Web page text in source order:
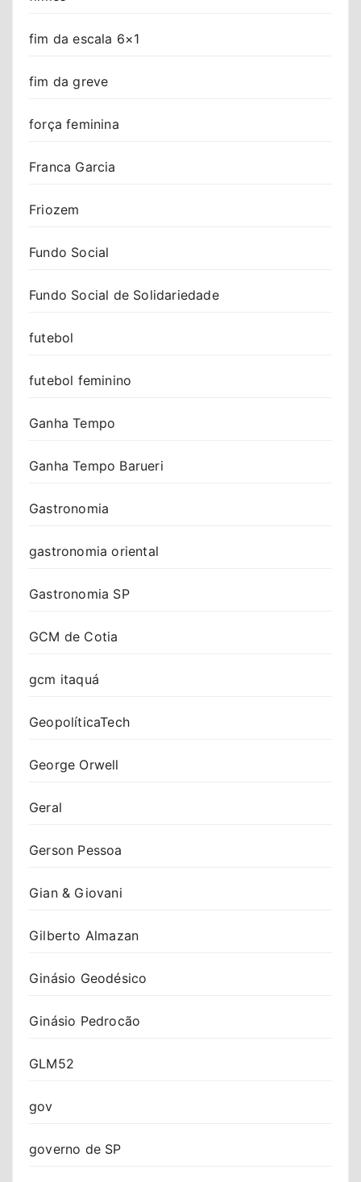
fim da escala 6×1
fim da greve
força feminina
Franca Garcia
Friozem
Fundo Social
Fundo Social de Solidariedade
futebol
futebol feminino
Ganha Tempo
Ganha Tempo Barueri
Gastronomia
gastronomia oriental
Gastronomia SP
GCM de Cotia
gcm itaquá
GeopolíticaTech
George Orwell
Geral
Gerson Pessoa
Gian & Giovani
Gilberto Almazan
Ginásio Geodésico
Ginásio Pedrocão
GLM52
gov
governo de SP